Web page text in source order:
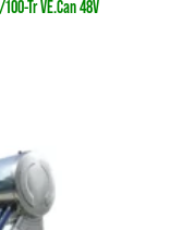
Tr VE.Can 48V